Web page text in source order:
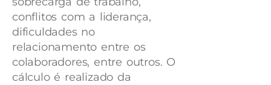
conflitos com a liderança,
dificuldades no
relacionamento entre os
colaboradores, entre outros. O
cálculo é realizado da